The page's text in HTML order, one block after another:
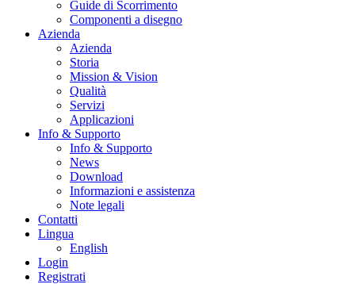
Guide di Scorrimento
Componenti a disegno
Azienda
Azienda
Storia
Mission & Vision
Qualità
Servizi
Applicazioni
Info & Supporto
Info & Supporto
News
Download
Informazioni e assistenza
Note legali
Contatti
Lingua
English
Login
Registrati